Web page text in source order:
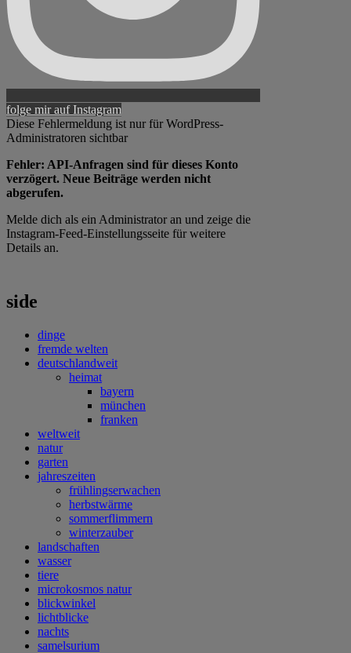
folge mir auf Instagram
Diese Fehlermeldung ist nur für WordPress-
Administratoren sichtbar
Fehler: API-Anfragen sind für dieses Konto
verzögert. Neue Beiträge werden nicht
abgerufen.
Melde dich als ein Administrator an und zeige die
Instagram-Feed-Einstellungsseite für weitere
Details an.
side
dinge
fremde welten
deutschlandweit
heimat
bayern
münchen
franken
weltweit
natur
garten
jahreszeiten
frühlingserwachen
herbstwärme
sommerflimmern
winterzauber
landschaften
wasser
tiere
microkosmos natur
blickwinkel
lichtblicke
nachts
samelsurium